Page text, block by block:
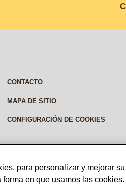
CONTACTO
MAPA DE SITIO
CONFIGURACIÓN DE COOKIES
PERU
para personalizar y mejorar
en que usamos las cookies.